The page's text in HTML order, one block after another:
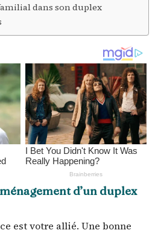
dans son duplex
d’un duplex
est votre allié. Une bonne